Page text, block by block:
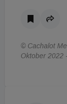
© Cachalot
Oktober 2022